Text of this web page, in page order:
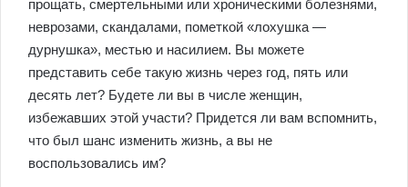
прощать, смертельными или хроническими болезнями,
неврозами, скандалами, пометкой «лохушка —
дурнушка», местью и насилием. Вы можете
представить себе такую жизнь через год, пять или
десять лет? Будете ли вы в числе женщин,
избежавших этой участи? Придется ли вам вспомнить,
что был шанс изменить жизнь, а вы не
воспользовались им?